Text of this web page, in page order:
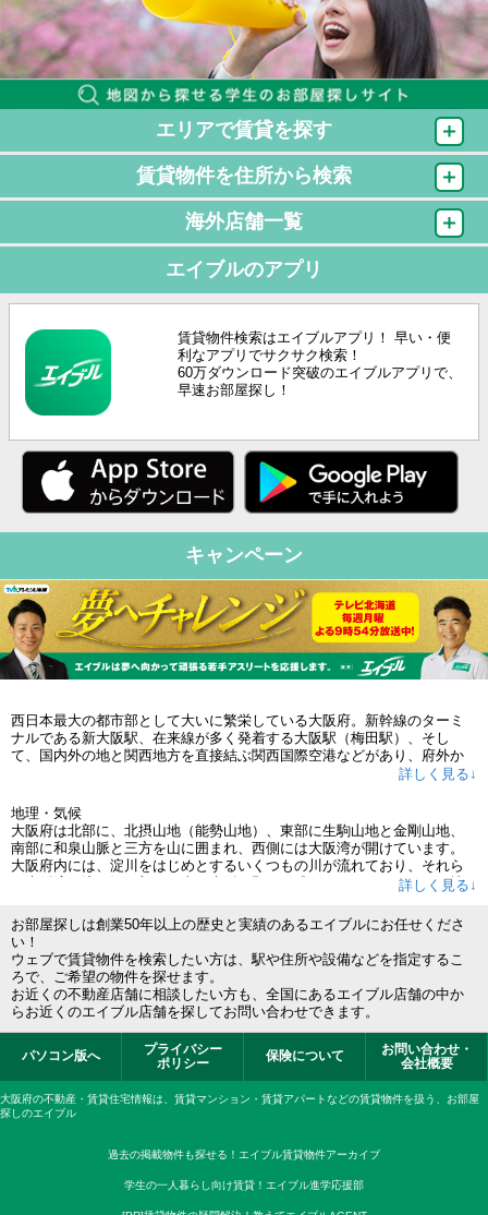
エリアで賃貸を探す
賃貸物件を住所から検索
海外店舗一覧
エイブルのアプリ
賃貸物件検索はエイブルアプリ！ 早い・便
利なアプリでサクサク検索！
60万ダウンロード突破のエイブルアプリで、
早速お部屋探し！
キャンペーン
西日本最大の都市部として大いに繁栄している大阪府。新幹線のターミ
ナルである新大阪駅、在来線が多く発着する大阪駅（梅田駅）、そし
て、国内外の地と関西地方を直接結ぶ関西国際空港などがあり、府外か
らのアクセス環境も良好です。人口は大阪市が最大ですが、それでも大
つかの都市に分散される傾向にあります。また、都市機能にすぐれてい
るだけでなく、近隣の海や山の恵みを受けた独自の食文化、古代から育
まれてきた伝統芸能や祭事など、上方ならではの独特の文化が暮らしに
息づいているのも、大阪府の大きな魅力となっています。
詳しく見る↓
地理・気候
大阪府は北部に、北摂山地（能勢山地）、東部に生駒山地と金剛山地、
南部に和泉山脈と三方を山に囲まれ、西側には大阪湾が開けています。
大阪府内には、淀川をはじめとするいくつもの川が流れており、それら
が大阪湾に注ぐ河口部に巨大な大阪平野が形成されてきました。この地
す。大阪府の人口は日本で3位ですが、面積は香川県に次いで小さく、人
口密度が高いのが特徴です。また、大阪府の気候は、比較的温暖で降水
量の少ない瀬戸内式の気候となっています。
経済・産業
古来より商いの町として栄えてきた大阪府は、現在でも卸売業・小売業
を営む事業所が大変多く、特に繊維品卸売業等のシェアは高いものとな
っています。また、阪神工業地帯の中枢でもある大阪府は、全国でも有
数の工業地域で、金属・化学などの基礎素材型産業の割合が高いほか、
東大阪市などに高度な技術を誇る中小規模の工場が多く集まっているこ
とでも有名です。一方、大阪府は観光業も盛んで、大阪城などの史跡、
岸和田市のだんじり祭などの祭事・イベント、さらには「食いだおれ」
詳しく見る↓
お部屋探しは創業50年以上の歴史と実績のあるエイブルにお任せくださ
い！
ウェブで賃貸物件を検索したい方は、駅や住所や設備などを指定するこ
ろで、ご希望の物件を探せます。
お近くの不動産店舗に相談したい方も、全国にあるエイブル店舗の中か
らお近くのエイブル店舗を探してお問い合わせできます。
パソコン版へ
プライバシー
ポリシー
保険について
お問い合わせ・
会社概要
大阪府の不動産・賃貸住宅情報は、賃貸マンション・賃貸アパートなどの賃貸物件を扱う、お部屋
探しのエイブル
過去の掲載物件も探せる！エイブル賃貸物件アーカイブ
学生の一人暮らし向け賃貸！エイブル進学応援部